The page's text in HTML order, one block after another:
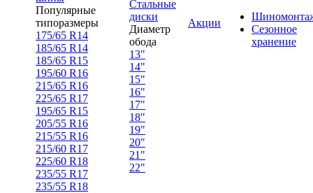
Популярные
типоразмеры
175/65 R14
185/65 R14
185/65 R15
195/60 R16
215/65 R16
225/65 R17
195/65 R15
205/55 R16
215/55 R16
215/60 R17
225/60 R18
235/55 R17
235/55 R18
Стальные
диски
Диаметр
обода
13"
14"
15"
16"
17"
18"
19"
20"
21"
22"
Акции
Сезонное
хранение